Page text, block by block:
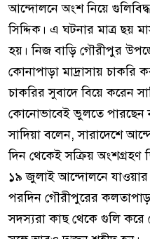
আন্দোলনে অংশ নিয়ে
সিদ্দিক। এ ঘটনার মাত্র ছয়
হয়। নিজ বাড়ি গৌরীপুর
কোনাপাড়া মাদ্রাসায়
চাকরির সুবাদে বিয়ে করেন
কোনোভাবেই ভুলতে পারছেন
সাদিয়া বলেন, সারাদেশে
দিন থেকেই সক্রিয়
১৯ জুলাই আন্দোলনে
পরদিন গৌরীপুরের
সদস্যরা কাছ থেকে গুলি করে